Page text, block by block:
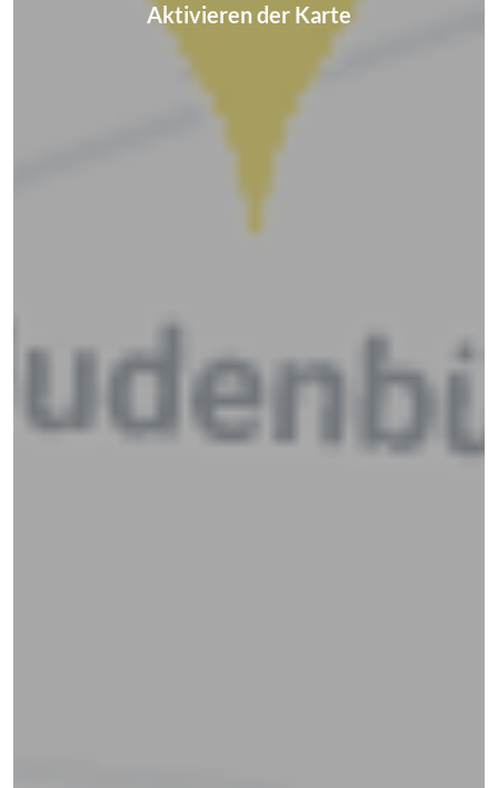
Aktivieren der Karte